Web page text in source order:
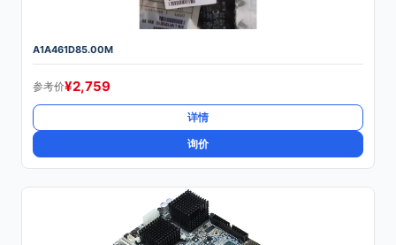
A1A461D85.00M
参考价¥2,759
详情
询价